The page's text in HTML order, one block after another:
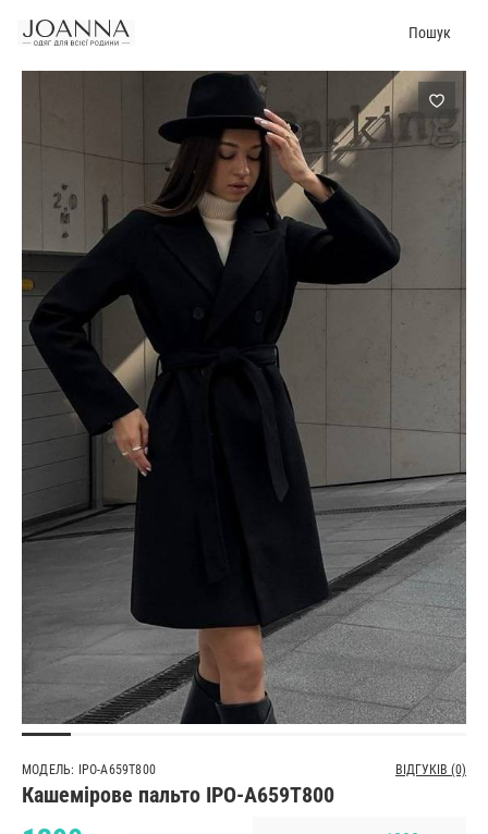
Пошук
МОДЕЛЬ: IPO-A659T800 ВІДГУКІВ (0)
Кашемірове пальто IPO-A659T800